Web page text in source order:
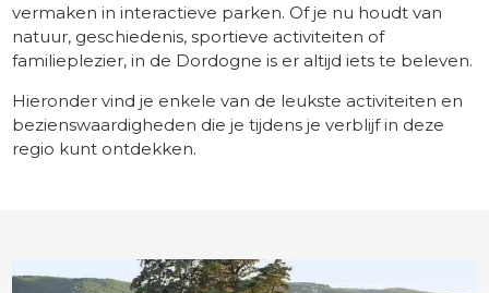
vermaken in interactieve parken. Of je nu houdt van
natuur, geschiedenis, sportieve activiteiten of
familieplezier, in de Dordogne is er altijd iets te beleven.
Hieronder vind je enkele van de leukste activiteiten en
bezienswaardigheden die je tijdens je verblijf in deze
regio kunt ontdekken.